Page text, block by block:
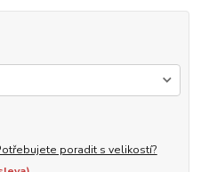
poradit s velikostí?